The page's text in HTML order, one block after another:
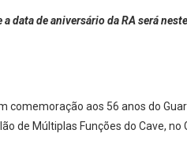
data de aniversário da RA será
aos 56 anos do
de Múltiplas Funções do Cave, no